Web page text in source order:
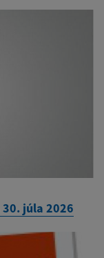
júla 2026